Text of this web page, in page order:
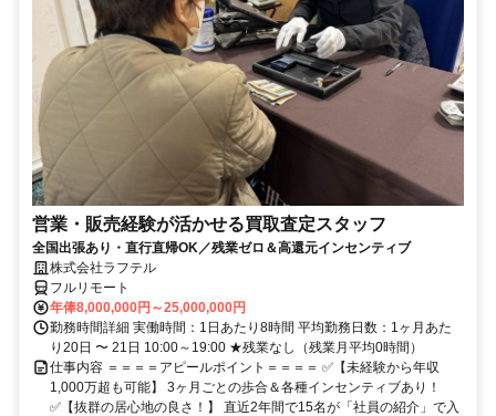
営業・販売経験が活かせる買取査定スタッフ
全国出張あり・直行直帰OK／残業ゼロ＆高還元インセンティブ
株式会社ラフテル
フルリモート
年俸8,000,000円～25,000,000円
勤務時間詳細 実働時間：1日あたり8時間 平均勤務日数：1ヶ月あた
り20日 〜 21日 10:00～19:00 ★残業なし（残業月平均0時間）
仕事内容 ＝＝＝＝アピールポイント＝＝＝＝ ✅【未経験から年収
1,000万超も可能】 3ヶ月ごとの歩合＆各種インセンティブあり！
✅【抜群の居心地の良さ！】 直近2年間で15名が「社員の紹介」で入